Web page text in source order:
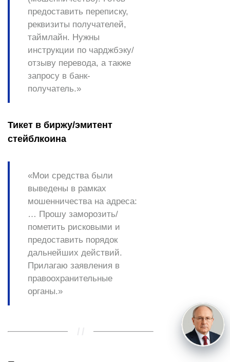
предоставить переписку,
реквизиты получателей,
таймлайн. Нужны
инструкции по чарджбэку/
отзыву перевода, а также
запросу в банк-
получатель.»
Тикет в биржу/эмитент
стейблкоина
«Мои средства были
выведены в рамках
мошенничества на адреса:
… Прошу заморозить/
пометить рисковыми и
предоставить порядок
дальнейших действий.
Прилагаю заявления в
правоохранительные
органы.»